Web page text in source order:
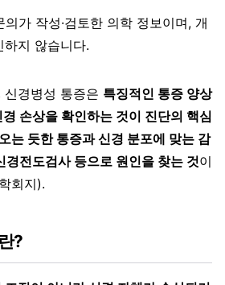
가 작성·검토한 의학 정보이며, 개
하지 않습니다.
경병성 통증은 특징적인 통증 양상
손상을 확인하는 것이 진단의 핵심
는 듯한 통증과 신경 분포에 맞는 감
경전도검사 등으로 원인을 찾는 것이
회지).
?